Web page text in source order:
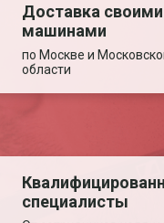
Доставка своими
машинами
по Москве и
области
специалисты